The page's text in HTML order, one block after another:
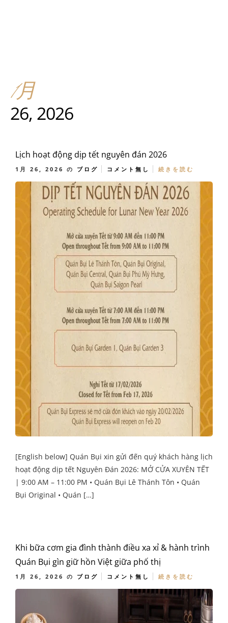
1月
26, 2026
Lịch hoạt động dịp tết nguyên đán 2026
1月 26, 2026 の ブログ コメント無し 続きを読む
[English below] Quán Bụi xin gửi đến quý khách hàng lịch
hoạt động dịp tết Nguyên Đán 2026: MỞ CỬA XUYÊN TẾT
| 9:00 AM – 11:00 PM • Quán Bụi Lê Thánh Tôn • Quán
Bụi Original • Quán […]
Khi bữa cơm gia đình thành điều xa xỉ & hành trình
Quán Bụi gìn giữ hồn Việt giữa phố thị
1月 26, 2026 の ブログ コメント無し 続きを読む